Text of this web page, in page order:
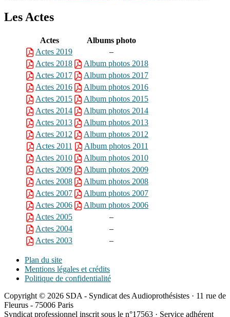
Web
Les Actes
Actes
Albums photo
Actes 2019
–
Actes 2018
Album photos 2018
Actes 2017
Album photos 2017
Actes 2016
Album photos 2016
Actes 2015
Album photos 2015
Actes 2014
Album photos 2014
Actes 2013
Album photos 2013
Actes 2012
Album photos 2012
Actes 2011
Album photos 2011
Actes 2010
Album photos 2010
Actes 2009
Album photos 2009
Actes 2008
Album photos 2008
Actes 2007
Album photos 2007
Actes 2006
Album photos 2006
Actes 2005
–
Actes 2004
–
Actes 2003
–
Plan du site
Mentions légales et crédits
Politique de confidentialité
Copyright © 2026 SDA - Syndicat des Audioprothésistes · 11 rue de
Fleurus - 75006 Paris
Syndicat professionnel inscrit sous le n°17563 · Service adhérent